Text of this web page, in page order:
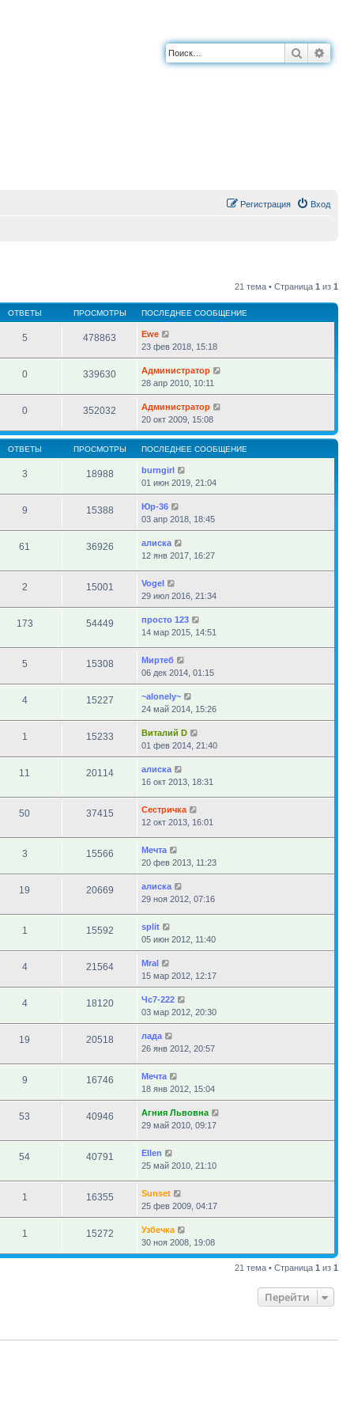
Поиск
Вход
Регистрация
21 тема • Страница 1 из 1
ОТВЕТЫ ПРОСМОТРЫ ПОСЛЕДНЕЕ СООБЩЕНИЕ
5 478863
Ewe
23 фев 2018, 15:18
0 339630
Администратор
28 апр 2010, 10:11
0 352032
Администратор
20 окт 2009, 15:08
ОТВЕТЫ ПРОСМОТРЫ ПОСЛЕДНЕЕ СООБЩЕНИЕ
3 18988
burngirl
01 июн 2019, 21:04
9 15388
Юр-36
03 апр 2018, 18:45
61 36926
алиска
12 янв 2017, 16:27
2 15001
Vogel
29 июл 2016, 21:34
173 54449
просто 123
14 мар 2015, 14:51
5 15308
Миртеб
06 дек 2014, 01:15
4 15227
~alonely~
24 май 2014, 15:26
1 15233
Виталий D
01 фев 2014, 21:40
11 20114
алиска
16 окт 2013, 18:31
50 37415
Сестричка
12 окт 2013, 16:01
3 15566
Мечта
20 фев 2013, 11:23
19 20669
алиска
29 ноя 2012, 07:16
1 15592
sрlit
05 июн 2012, 11:40
4 21564
Mral
15 мар 2012, 12:17
4 18120
Чс7-222
03 мар 2012, 20:30
19 20518
лада
26 янв 2012, 20:57
9 16746
Мечта
18 янв 2012, 15:04
53 40946
Агния Львовна
29 май 2010, 09:17
54 40791
Ellen
25 май 2010, 21:10
1 16355
Sunset
25 фев 2009, 04:17
1 15272
Узбечка
30 ноя 2008, 19:08
21 тема • Страница 1 из 1
Перейти